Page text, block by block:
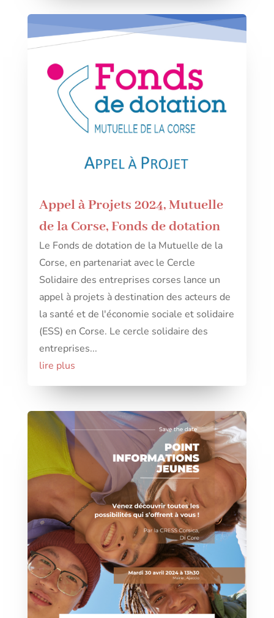
Appel à Projets 2024, Mutuelle
de la Corse, Fonds de dotation
Le Fonds de dotation de la Mutuelle de la
Corse, en partenariat avec le Cercle
Solidaire des entreprises corses lance un
appel à projets à destination des acteurs de
la santé et de l'économie sociale et solidaire
(ESS) en Corse. Le cercle solidaire des
entreprises...
lire plus